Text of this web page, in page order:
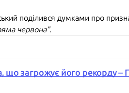
поділився думками про
червона".
загрожує його рекорду –